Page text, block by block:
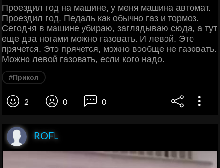
Проездил год на машине, у меня машина автомат.
Проездил год. Педаль как обычно газ и тормоз.
Сегодня в машине убираю, заглядываю сюда, а тут
еще два ногами можно газовать. И левой. Это
прячется. Это прячется, можно вообще не газовать.
Можно левой газовать, если кого надо.
#Прикол
2 0 0
ROFL